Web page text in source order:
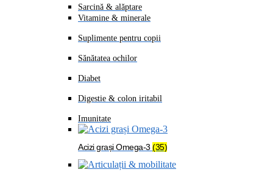
Sarcină & alăptare
Vitamine & minerale
Suplimente pentru copii
Sănătatea ochilor
Diabet
Digestie & colon iritabil
Imunitate
Acizi grași Omega-3 (35)